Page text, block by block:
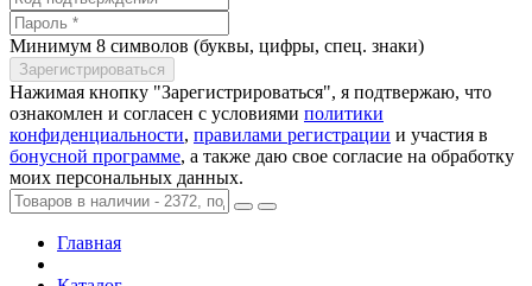
Минимум 8 символов (буквы, цифры, спец. знаки)
Нажимая кнопку "Зарегистрироваться", я подтвержаю, что
ознакомлен и согласен с условиями политики
конфиденциальности, правилами регистрации и участия в
бонусной программе, а также даю свое согласие на обработку
моих персональных данных.
Главная